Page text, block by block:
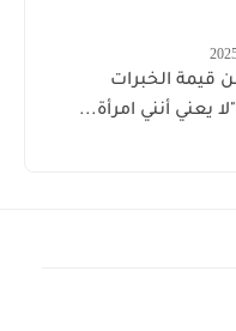
قيمة الخبرات
يعني أنني امرأة...